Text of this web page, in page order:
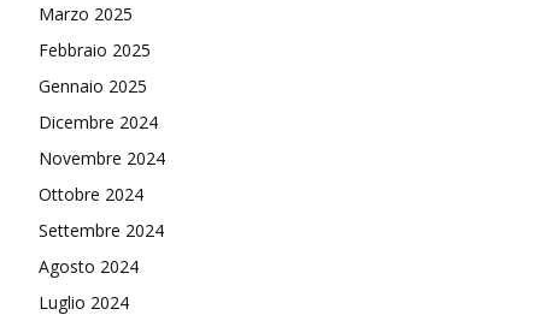
Marzo 2025
Febbraio 2025
Gennaio 2025
Dicembre 2024
Novembre 2024
Ottobre 2024
Settembre 2024
Agosto 2024
Luglio 2024